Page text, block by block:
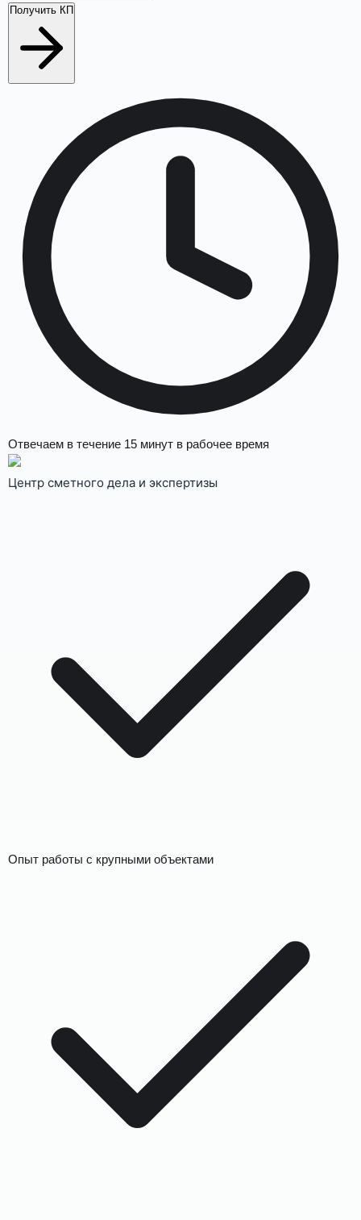
Получить КП
Отвечаем в течение 15 минут в рабочее время
Центр сметного дела и экспертизы
Опыт работы с крупными объектами